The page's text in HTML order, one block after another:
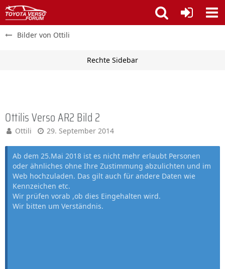
Bilder von Ottili
Ottilis Verso AR2 Bild 2
Ottili 29. September 2014
Ab dem 25.Mai 2018 ist es nicht mehr erlaubt Personen
oder ähnliches ohne Ihre Zustimmung abzulichten und im
Web hochzuladen. Das gilt auch für andere Daten wie
Kennzeichen etc.
Wir prüfen vorab ,ob dies Eingehalten wird.
Wir bitten um Verständnis.